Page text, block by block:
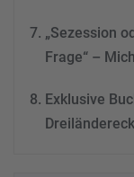
„Sezession
Frage“ –
Exklusive